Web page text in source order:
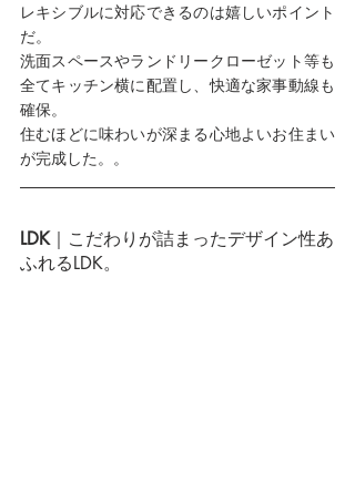
レキシブルに対応できるのは嬉しいポイント
だ。
洗面スペースやランドリークローゼット等も
全てキッチン横に配置し、快適な家事動線も
確保。
住むほどに味わいが深まる心地よいお住まい
が完成した。。
LDK｜こだわりが詰まったデザイン性あ
ふれるLDK。